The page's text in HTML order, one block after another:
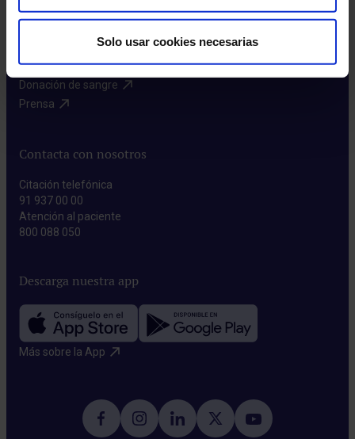
Solo usar cookies necesarias
Enlaces de interés
Aseguradoras y mutuas​
Preguntas frecuentes​
Donación de sangre​
Prensa​
Contacta con nosotros
Citación telefónica
91 937 00 00
Atención al paciente
800 088 050
Descarga nuestra app
Más sobre la App​